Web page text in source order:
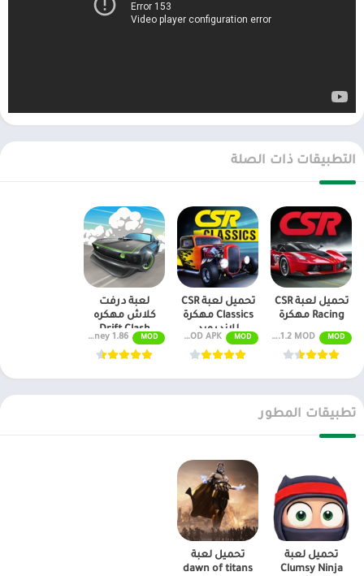
مع وضع AR ، قد تحصل على تجربة مركبة واقعية. جرب ما يشبه أن تكون
تتوفر ألعاب السيارات عبر الإنترنت حيث يمكنك تخصيص عجلاتك
الساخنة ، وسباقها على مضمار ضد لاعبين آخرين ، وإظهار من هو أفضل
لا توجد حدود للتخصيص ثلاثي الأبعاد لهذه المركبات المذهلة ؛ مع
مجموعة متنوعة من الطلاء ، والنيترو ، والعجلات ، وملاقط المكابح ،
سيارة هزلية.
الان عبر موقعنا PlaYalandroiD متجر بلاي الاندرويد ، android store يمكنكم
تحميل العاب مهكرة
، تطبيقات اندرويد بريميوم ، مجاناً يتم مراجعة الألعاب
والبرامج وتحديثات مستمرة اول بأول.
التطبيقات ذات الصلة
تحميل لعبة CSR
Racing مهكرة
MOD CSR Racing v5.1.2 MOD (مشتريات مجانية) APK مجانًا
تحميل لعبة CSR
Classics مهكرة
للاندرويد
MOD MOD APK (أموال غير محدودة) 3.1.3
لعبة درفت
كلاش مهكره
Drift Clash
OnlineMOD
1.86 Unlimited Money
تطبيقات المطور
تحميل لعبة
Clumsy Ninja
تحميل لعبة
dawn of titans